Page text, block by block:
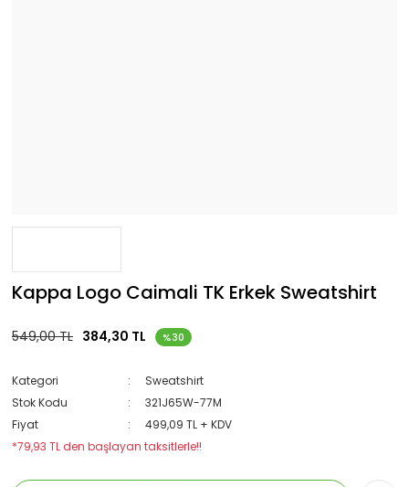
Kappa Logo Caimali TK Erkek Sweatshirt
549,00 TL 384,30 TL %30
Kategori
Sweatshirt
Stok Kodu
321J65W-77M
Fiyat
499,09 TL + KDV
*79,93 TL den başlayan taksitlerle!!